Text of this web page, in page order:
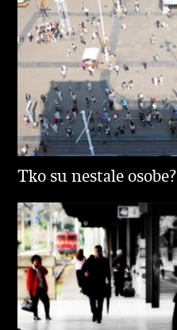
Tko su nestale osobe?